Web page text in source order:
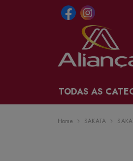
TODAS AS
Home SAKATA